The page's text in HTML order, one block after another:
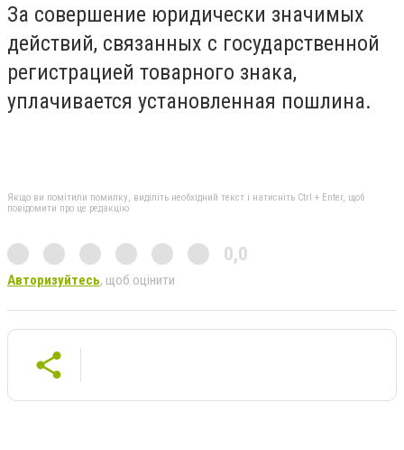
За совершение юридически значимых
действий, связанных с государственной
регистрацией товарного знака,
уплачивается установленная пошлина.
Якщо ви помітили помилку, виділіть необхідний текст і натисніть Ctrl + Enter, щоб
повідомити про це редакцію
0,0
Авторизуйтесь, щоб оцінити